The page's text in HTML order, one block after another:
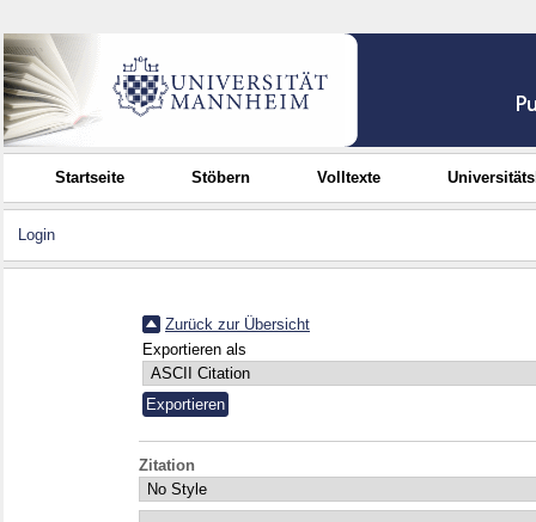
Startseite Stöbern Volltexte
Login
Zurück zur Übersicht
Exportieren als
Zitation